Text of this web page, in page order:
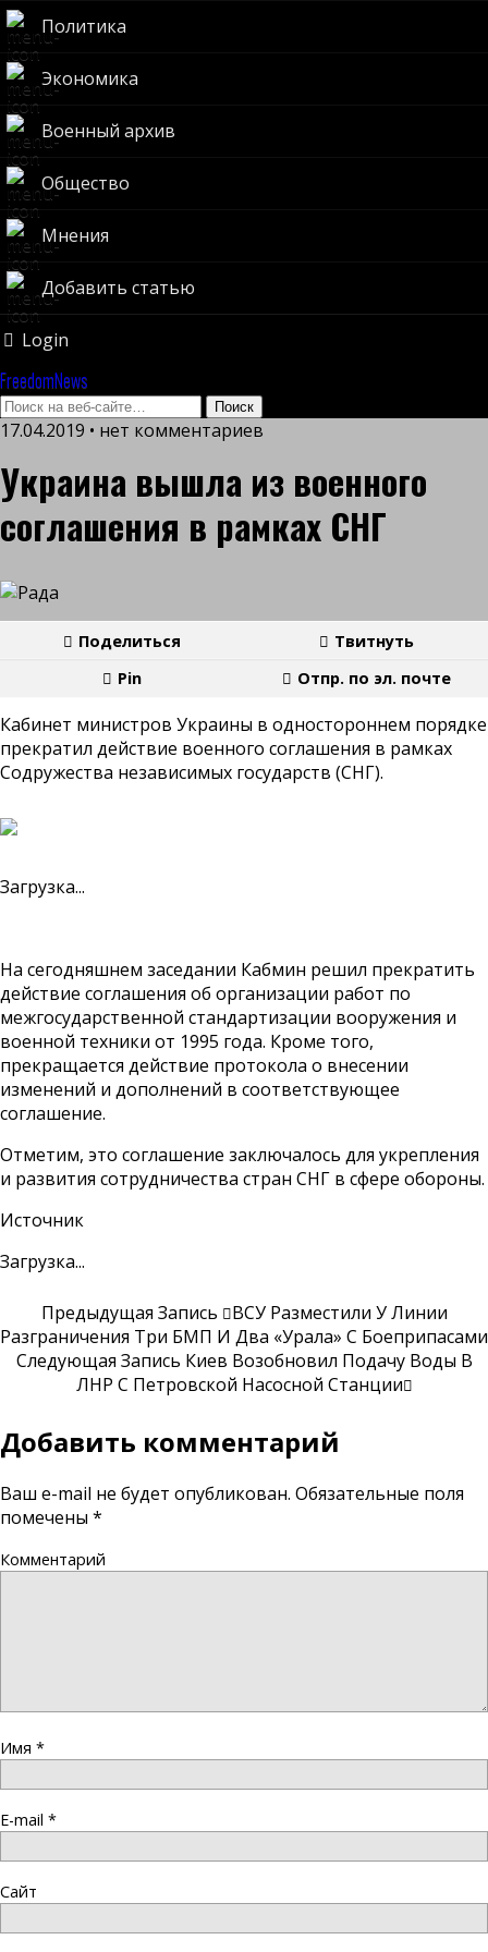
Политика
Экономика
Военный архив
Общество
Мнения
Добавить статью
Login
FreedomNews
17.04.2019 • нет комментариев
Украина вышла из военного
соглашения в рамках СНГ
Поделиться
Твитнуть
Pin
Отпр. по эл. почте
Кабинет министров Украины в одностороннем порядке
прекратил действие военного соглашения в рамках
Содружества независимых государств (СНГ).
Загрузка...
На сегодняшнем заседании Кабмин решил прекратить
действие соглашения об организации работ по
межгосударственной стандартизации вооружения и
военной техники от 1995 года. Кроме того,
прекращается действие протокола о внесении
изменений и дополнений в соответствующее
соглашение.
Отметим, это соглашение заключалось для укрепления
и развития сотрудничества стран СНГ в сфере обороны.
Источник
Загрузка...
Предыдущая Запись
ВСУ Разместили У Линии
Разграничения Три БМП И Два «Урала» С Боеприпасами
Следующая Запись Киев Возобновил Подачу Воды В
ЛНР С Петровской Насосной Станции
Добавить комментарий
Ваш e-mail не будет опубликован. Обязательные поля
помечены *
Комментарий
Имя *
E-mail *
Сайт